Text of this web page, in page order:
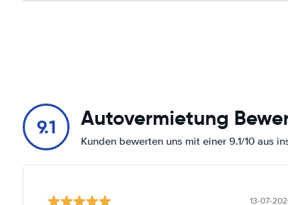
9.1 Autovermietung
Kunden bewerten uns mit einer 9.1/10 aus
13-07-